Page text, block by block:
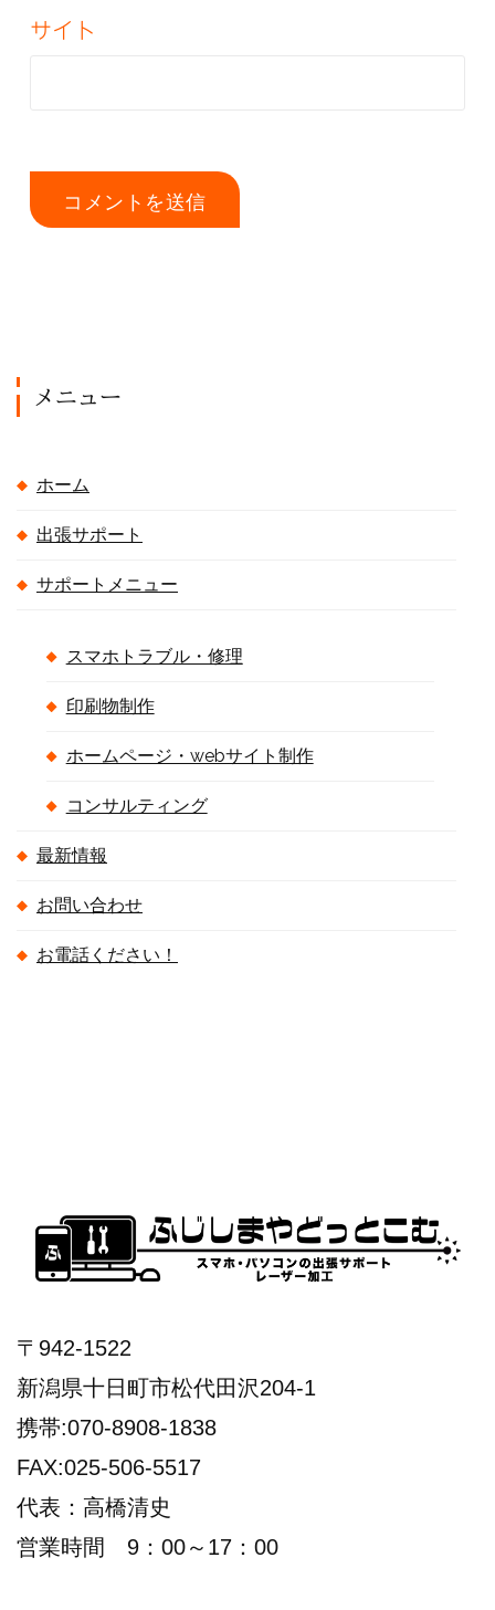
サイト
メニュー
ホーム
出張サポート
サポートメニュー
スマホトラブル・修理
印刷物制作
ホームページ・webサイト制作
コンサルティング
最新情報
お問い合わせ
お電話ください！
〒942-1522
新潟県十日町市松代田沢204-1
携帯:070-8908-1838
FAX:025-506-5517
代表：高橋清史
営業時間 9：00～17：00